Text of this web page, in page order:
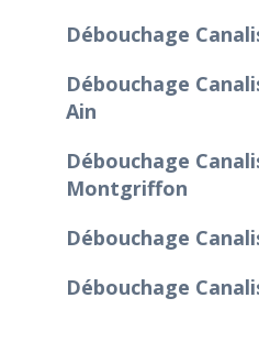
Débouchage
Débouchage
Ain
Débouchage
Montgriffon
Débouchage
Débouchage